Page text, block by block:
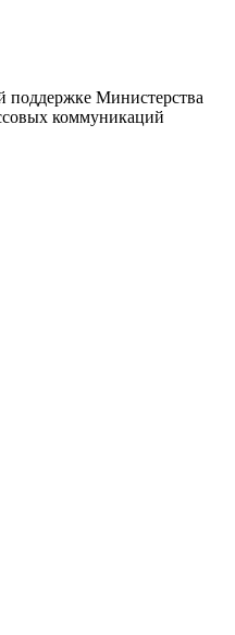
Министерства
коммуникаций